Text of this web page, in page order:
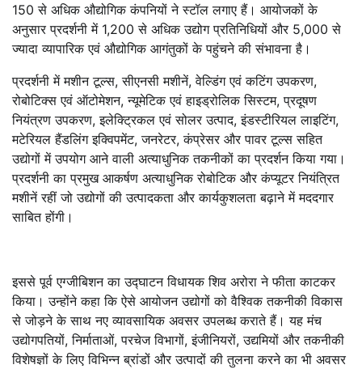
150 से अधिक औद्योगिक कंपनियों ने स्टॉल लगाए हैं। आयोजकों के
अनुसार प्रदर्शनी में 1,200 से अधिक उद्योग प्रतिनिधियों और 5,000 से
ज्यादा व्यापारिक एवं औद्योगिक आगंतुकों के पहुंचने की संभावना है।
प्रदर्शनी में मशीन टूल्स, सीएनसी मशीनें, वेल्डिंग एवं कटिंग उपकरण,
रोबोटिक्स एवं ऑटोमेशन, न्यूमेटिक एवं हाइड्रोलिक सिस्टम, प्रदूषण
नियंत्रण उपकरण, इलेक्ट्रिकल एवं सोलर उत्पाद, इंडस्टीरियल लाइटिंग,
मटेरियल हैंडलिंग इक्विपमेंट, जनरेटर, कंप्रेसर और पावर टूल्स सहित
उद्योगों में उपयोग आने वाली अत्याधुनिक तकनीकों का प्रदर्शन किया गया।
प्रदर्शनी का प्रमुख आकर्षण अत्याधुनिक रोबोटिक और कंप्यूटर नियंत्रित
मशीनें रहीं जो उद्योगों की उत्पादकता और कार्यकुशलता बढ़ाने में मददगार
साबित होंगी।
इससे पूर्व एग्जीबिशन का उद्घाटन विधायक शिव अरोरा ने फीता काटकर
किया। उन्होंने कहा कि ऐसे आयोजन उद्योगों को वैश्विक तकनीकी विकास
से जोड़ने के साथ नए व्यावसायिक अवसर उपलब्ध कराते हैं। यह मंच
उद्योगपतियों, निर्माताओं, परचेज विभागों, इंजीनियरों, उद्यमियों और तकनीकी
विशेषज्ञों के लिए विभिन्न ब्रांडों और उत्पादों की तुलना करने का भी अवसर